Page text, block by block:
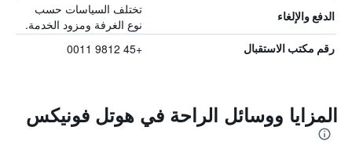
الدفع والإلغاء
تختلف السياسات حسب
نوع الغرفة ومزود الخدمة.
رقم مكتب الاستقبال +45 9812 0011
المزايا ووسائل الراحة في هوتل فونيكس